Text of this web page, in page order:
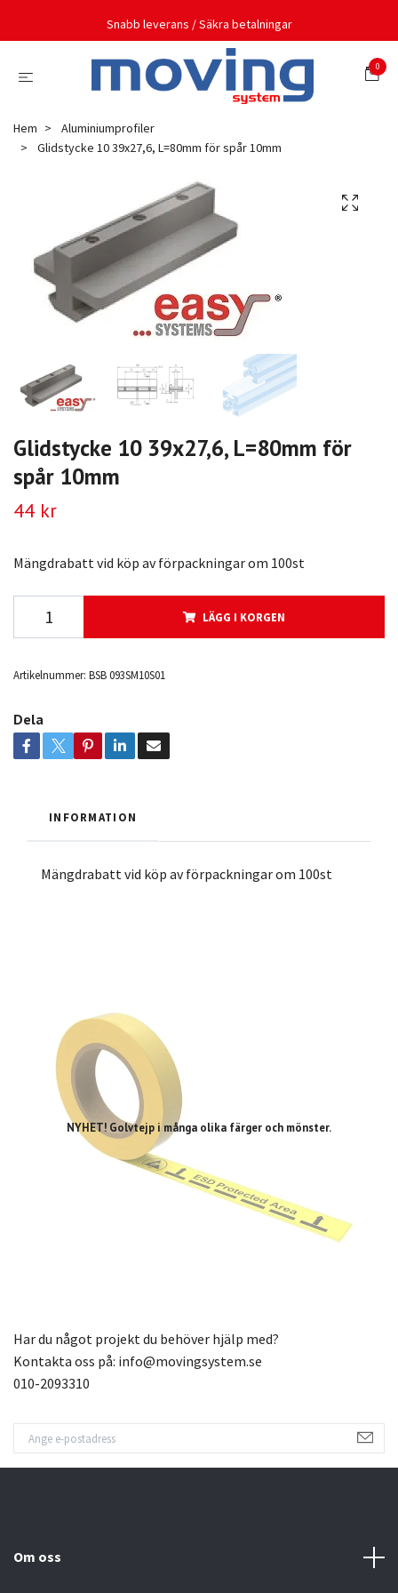
Snabb leverans / Säkra betalningar
0
NYHET! Golvtejp i många olika färger och mönster.
Har du något projekt du behöver hjälp med?
Kontakta oss på: info@movingsystem.se
010-2093310
Hem
Aluminiumprofiler
Glidstycke 10 39x27,6, L=80mm för spår 10mm
Glidstycke 10 39x27,6, L=80mm för
spår 10mm
44 kr
Mängdrabatt vid köp av förpackningar om 100st
LÄGG I KORGEN
Artikelnummer: BSB 093SM10S01
Dela
INFORMATION
Mängdrabatt vid köp av förpackningar om 100st
Om oss